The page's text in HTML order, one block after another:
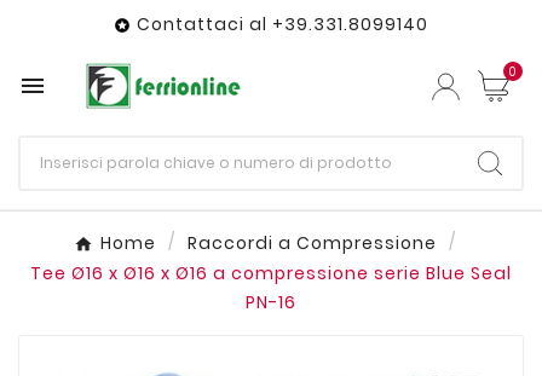
 Contattaci al +39.331.8099140
 0
Home
Raccordi a Compressione
Tee Ø16 x Ø16 x Ø16 a compressione serie Blue Seal
PN-16